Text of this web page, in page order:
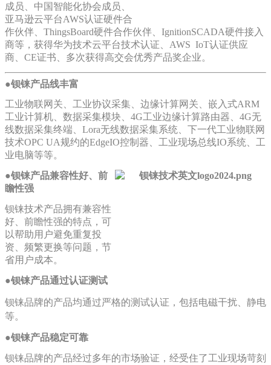
成员、中国智能化协会成员、
亚马逊云平台AWS认证硬件合
作伙伴、ThingsBoard硬件合作伙伴、IgnitionSCADA硬件接入
商等，获得华为技术云平台技术认证、AWS IoT认证供应
商、CE证书、多次获得高交会优秀产品奖企业。
●钡铼产品线丰富
工业物联网关、工业协议采集、边缘计算网关、嵌入式ARM
工业计算机、数据采集模块、4G工业边缘计算路由器、4G无
线数据采集终端、Lora无线数据采集系统、下一代工业物联网
技术OPC UA规约的EdgeIO控制器、工业现场总线IO系统、工
业电脑等等。
●钡铼产品兼容性好、前
瞻性强
钡铼技术产品拥有兼容性
好、前瞻性强的特点，可
以帮助用户避免重复投
资、频繁更换等问题，节
省用户成本。
●钡铼产品通过认证测试
钡铼品牌的产品均通过严格的测试认证，包括电磁干扰、静电
等。
●钡铼产品稳定可靠
钡铼品牌的产品经过多年的市场验证，经受住了工业现场苛刻